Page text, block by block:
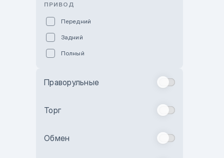
Бежевый
ПРИВОД
Передний
Задний
Полный
Праворульные
Торг
Обмен